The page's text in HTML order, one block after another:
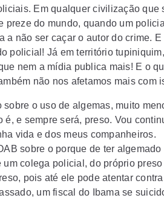
Em qualquer civilização que
preze do mundo, quando um
a não ser caçar o autor do crime. E
policial! Já em território
nem a mídia publica mais! E o
não nos afetamos mais com
o uso de algemas, muito
é, e sempre será, preso. Vou
vida e dos meus companheiros.
sobre o porque de ter algemado
colega policial, do próprio preso
pois até ele pode atentar
um fiscal do Ibama se